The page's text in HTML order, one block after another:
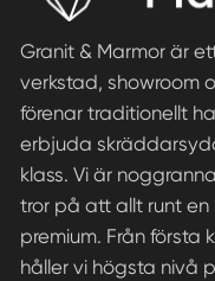
Granit & Marmor är
verkstad, showroom
förenar traditionellt
erbjuda
klass. Vi är
tror på att allt runt en
premium. Från första
håller vi högsta nivå